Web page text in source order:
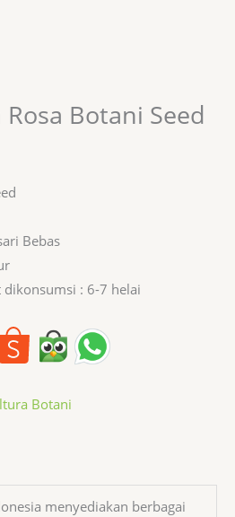
Botani Seed
Bebas
: 6-7 helai
Botani
menyediakan berbagai